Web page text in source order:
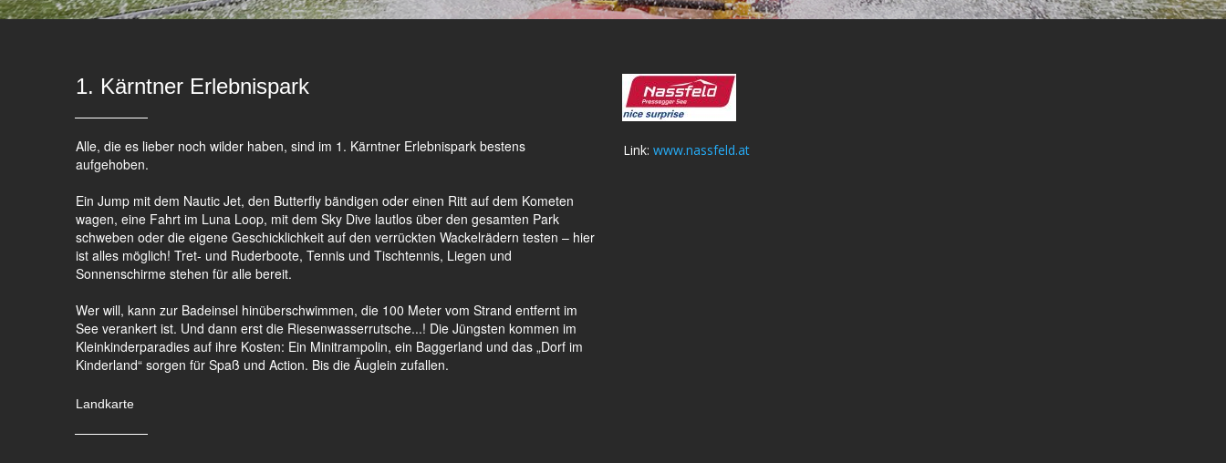
1. Kärntner Erlebnispark
Alle, die es lieber noch wilder haben, sind im 1. Kärntner Erlebnispark bestens
aufgehoben.
Ein Jump mit dem Nautic Jet, den Butterfly bändigen oder einen Ritt auf dem Kometen
wagen, eine Fahrt im Luna Loop, mit dem Sky Dive lautlos über den gesamten Park
schweben oder die eigene Geschicklichkeit auf den verrückten Wackelrädern testen – hier
ist alles möglich! Tret- und Ruderboote, Tennis und Tischtennis, Liegen und
Sonnenschirme stehen für alle bereit.
Wer will, kann zur Badeinsel hinüberschwimmen, die 100 Meter vom Strand entfernt im
See verankert ist. Und dann erst die Riesenwasserrutsche...! Die Jüngsten kommen im
Kleinkinderparadies auf ihre Kosten: Ein Minitrampolin, ein Baggerland und das „Dorf im
Kinderland“ sorgen für Spaß und Action. Bis die Äuglein zufallen.
Landkarte
Link: www.nassfeld.at